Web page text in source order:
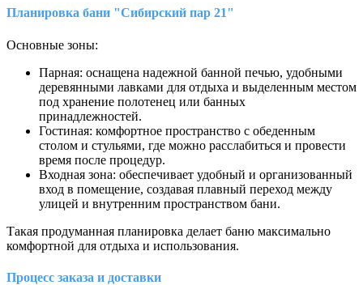
Планировка бани "Сибирский пар 21"
Основные зоны:
Парная: оснащена надежной банной печью, удобными
деревянными лавками для отдыха и выделенным местом
под хранение полотенец или банных
принадлежностей.
Гостиная: комфортное пространство с обеденным
столом и стульями, где можно расслабиться и провести
время после процедур.
Входная зона: обеспечивает удобный и организованный
вход в помещение, создавая плавный переход между
улицей и внутренним пространством бани.
Такая продуманная планировка делает баню максимально
комфортной для отдыха и использования.
Процесс заказа и доставки